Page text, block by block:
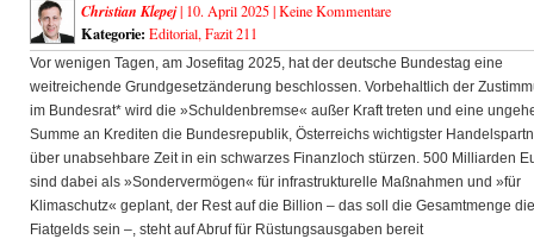
Christian Klepej| 10. April 2025 |Keine Kommentare
Kategorie: Editorial, Fazit 211
Vor wenigen Tagen, am Josefitag 2025, hat der deutsche Bundestag eine
weitreichende Grundgesetzänderung beschlossen. Vorbehaltlich der
im Bundesrat* wird die »Schuldenbremse« außer Kraft treten und eine
Summe an Krediten die Bundesrepublik, Österreichs wichtigster
über unabsehbare Zeit in ein schwarzes Finanzloch stürzen. 500 Milliarden
sind dabei als »Sondervermögen« für infrastrukturelle Maßnahmen und »für
Klimaschutz« geplant, der Rest auf die Billion – das soll die Gesamtmenge
Fiatgelds sein –, steht auf Abruf für Rüstungsausgaben bereit